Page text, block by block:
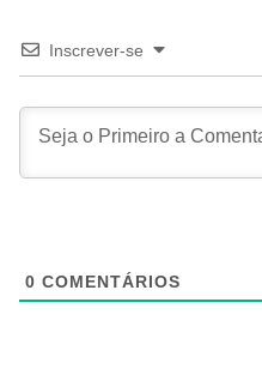
Inscrever-se
0 COMENTÁRIOS